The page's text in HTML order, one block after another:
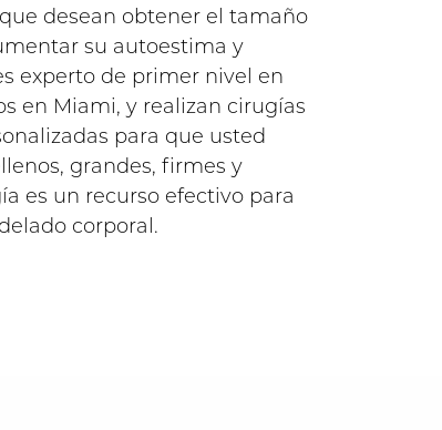
desean obtener el tamaño
su autoestima y
experto de primer nivel en
en Miami, y realizan cirugías
para que usted
grandes, firmes y
es un recurso efectivo para
corporal.